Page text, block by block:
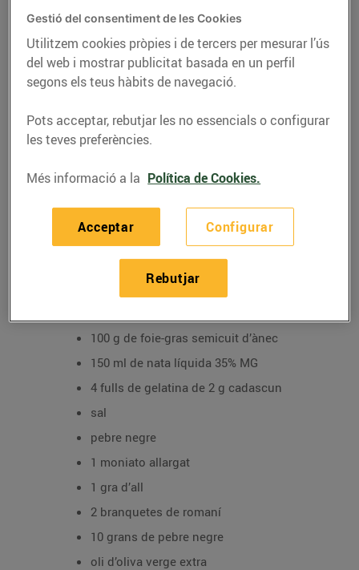
RECEPTES
Snack de moniato i
foie-gras d'ànec amb
gelatina de vi dolç i
pinyons
03/de desembre/2021
100 g de foie-gras semicuit d’ànec
150 ml de nata líquida 35% MG
4 fulls de gelatina de 2 g cadascun
sal
pebre negre
1 moniato allargat
1 gra d’all
2 branquetes de romaní
10 grans de pebre negre
oli d’oliva verge extra
Gestió del consentiment de les Cookies
Utilitzem cookies pròpies i de tercers per mesurar l’ús
del web i mostrar publicitat basada en un perfil
segons els teus hàbits de navegació.
Pots acceptar, rebutjar les no essencials o configurar
les teves preferències.
Més informació a la Política de Cookies.
Configurar
Rebutjar
Acceptar